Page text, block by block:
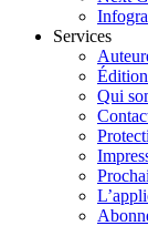
Services
Qui